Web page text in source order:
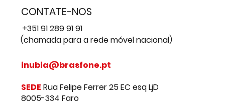
+351 91 289 91 91
(chamada para a rede móvel nacional)
inubia@brasfone.pt
SEDE Rua Felipe Ferrer 25 EC esq LjD
8005-334 Faro
CONTATE-NOS